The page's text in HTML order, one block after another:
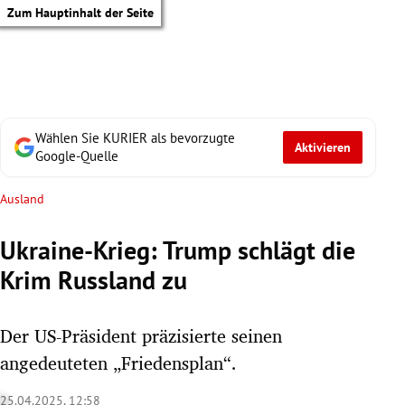
Zum Hauptinhalt der Seite
Wählen Sie KURIER als bevorzugte
Google-Quelle
Aktivieren
Ausland
Ukraine-Krieg: Trump schlägt die
Krim Russland zu
Der US-Präsident präzisierte seinen
angedeuteten „Friedensplan“.
25.04.2025, 12:58